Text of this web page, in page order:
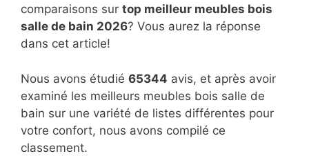
comparaisons sur top meilleur meubles bois
salle de bain 2026? Vous aurez la réponse
dans cet article!
Nous avons étudié 65344 avis, et après avoir
examiné les meilleurs meubles bois salle de
bain sur une variété de listes différentes pour
votre confort, nous avons compilé ce
classement.